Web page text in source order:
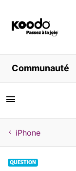
Magasiner
Libre service
Aide
Communauté
iPhone
QUESTION